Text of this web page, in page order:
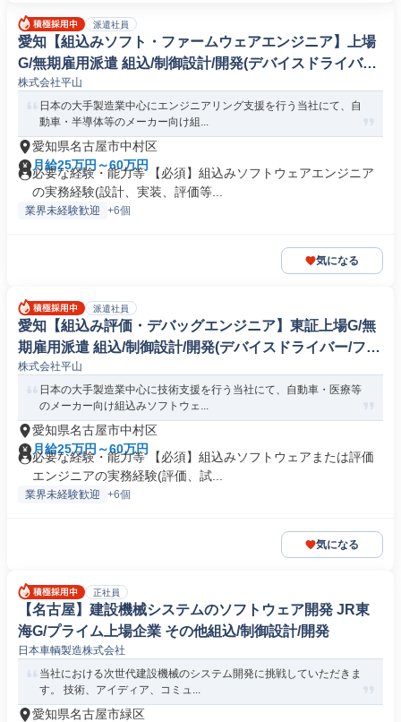
派遣社員
愛知【組込みソフト・ファームウェアエンジニア】上場
G/無期雇用派遣 組込/制御設計/開発(デバイスドライバー/
ファームウェア)
株式会社平山
日本の大手製造業中心にエンジニアリング支援を行う当社にて、自
動車・半導体等のメーカー向け組...
愛知県名古屋市中村区
月給25万円～60万円
必要な経験・能力等 【必須】組込みソフトウェアエンジニア
の実務経験(設計、実装、評価等...
業界未経験歓迎 +6個
気になる
派遣社員
愛知【組込み評価・デバッグエンジニア】東証上場G/無
期雇用派遣 組込/制御設計/開発(デバイスドライバー/ファ
ームウェア)
株式会社平山
日本の大手製造業中心に技術支援を行う当社にて、自動車・医療等
のメーカー向け組込みソフトウェ...
愛知県名古屋市中村区
月給25万円～60万円
必要な経験・能力等 【必須】組込みソフトウェアまたは評価
エンジニアの実務経験(評価、試...
業界未経験歓迎 +6個
気になる
正社員
【名古屋】建設機械システムのソフトウェア開発 JR東
海G/プライム上場企業 その他組込/制御設計/開発
日本車輌製造株式会社
当社における次世代建設機械のシステム開発に挑戦していただきま
す。 技術、アイディア、コミュ...
愛知県名古屋市緑区